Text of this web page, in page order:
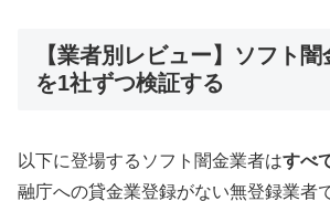
【業者別レビュー】ソフト
を1社ずつ検証する
以下に登場するソフト闇金業者はすべ
融庁への貸金業登録がない無登録業者